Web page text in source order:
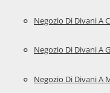
Negozio Di Divani A
Negozio Di Divani A
Negozio Di Divani A